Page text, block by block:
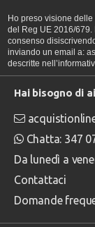
Ho preso visione
del Reg UE 2016/
consenso
inviando un email a:
descritte
Hai bisogno di
Chatta: 347
Da lunedì a
Contattaci
Domande